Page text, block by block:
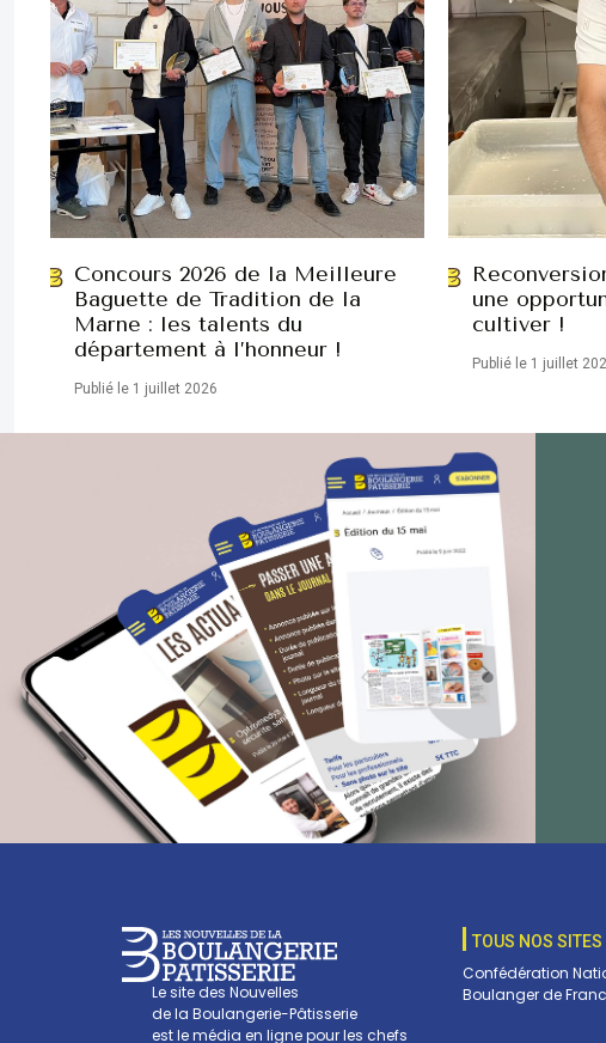
Concours 2026 de la Meilleure
Baguette de Tradition de la
Marne : les talents du
département à l’honneur !
Publié le 1 juillet 2026
une
cultiver !
Publié le 1 juillet
Le site des Nouvelles
de la Boulangerie-Pâtisserie
est le média en ligne pour les chefs
TOUS NOS SITES
Confédération
Boulanger de